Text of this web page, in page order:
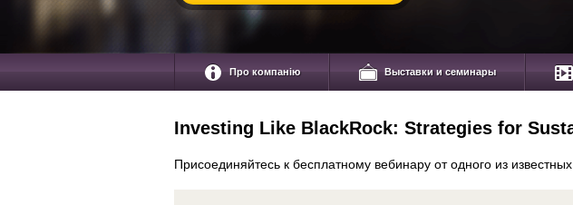
Про компанію Выставки и семинары
Investing Like BlackRock: Strategies for
Присоединяйтесь к бесплатному вебинару от одного из